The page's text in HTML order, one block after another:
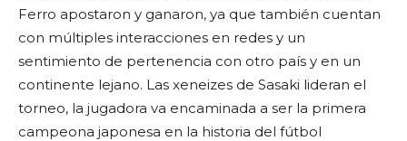
Ferro apostaron y ganaron, ya que también cuentan
con múltiples interacciones en redes y un
sentimiento de pertenencia con otro país y en un
continente lejano. Las xeneizes de Sasaki lideran el
torneo, la jugadora va encaminada a ser la primera
campeona japonesa en la historia del fútbol